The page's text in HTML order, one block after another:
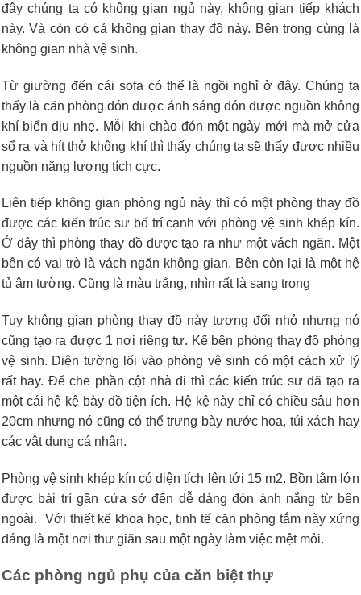
đây chúng ta có không gian ngủ này, không gian tiếp khách
này. Và còn có cả không gian thay đồ này. Bên trong cùng là
không gian nhà vệ sinh.
Từ giường đến cái sofa có thể là ngồi nghỉ ở đây. Chúng ta
thấy là căn phòng đón được ánh sáng đón được nguồn không
khí biển dịu nhẹ. Mỗi khi chào đón một ngày mới mà mở cửa
sổ ra và hít thở không khí thì thấy chúng ta sẽ thấy được nhiều
nguồn năng lượng tích cực.
Liên tiếp không gian phòng ngủ này thì có một phòng thay đồ
được các kiến trúc sư bố trí cạnh với phòng vệ sinh khép kín.
Ở đây thì phòng thay đồ được tạo ra như một vách ngăn. Một
bên có vai trò là vách ngăn không gian. Bên còn lại là một hệ
tủ âm tường. Cũng là màu trắng, nhìn rất là sang trọng
Tuy không gian phòng thay đồ này tương đối nhỏ nhưng nó
cũng tạo ra được 1 nơi riêng tư. Kế bên phòng thay đồ phòng
vệ sinh. Diện tường lối vào phòng vệ sinh có một cách xử lý
rất hay. Để che phần cột nhà đi thì các kiến trúc sư đã tạo ra
một cái hệ kệ bày đồ tiện ích. Hệ kệ này chỉ có chiều sâu hơn
20cm nhưng nó cũng có thể trưng bày nước hoa, túi xách hay
các vật dụng cá nhân.
Phòng vệ sinh khép kín có diện tích lên tới 15 m2. Bồn tắm lớn
được bài trí gần cửa sở đến dễ dàng đón ánh nắng từ bên
ngoài. Với thiết kế khoa học, tinh tế căn phòng tắm này xứng
đáng là một nơi thư giãn sau một ngày làm việc mệt mỏi.
Các phòng ngủ phụ của căn biệt thự